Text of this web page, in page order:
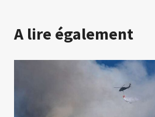
A lire également